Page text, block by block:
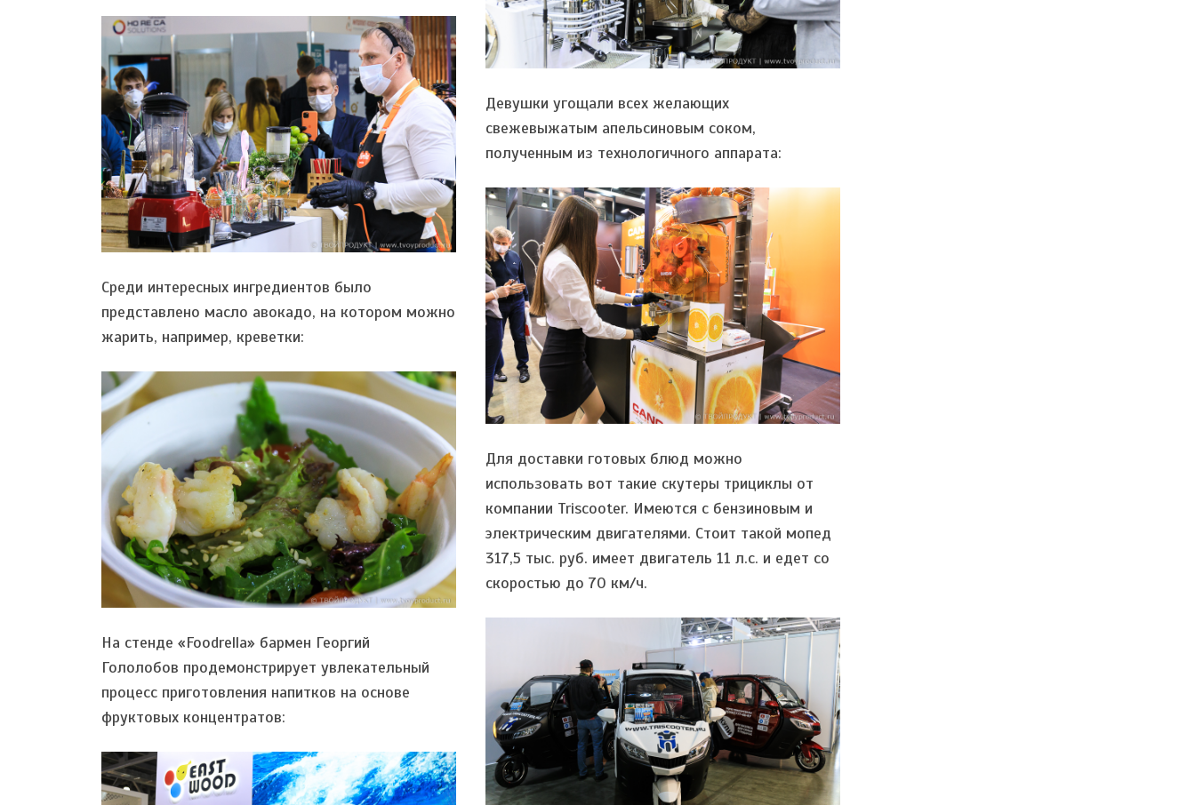
Среди интересных ингредиентов было
представлено масло авокадо, на котором можно
жарить, например, креветки:
На стенде «Foodrella» бармен Георгий
Гололобов продемонстрирует увлекательный
процесс приготовления напитков на основе
фруктовых концентратов:
Девушки угощали всех желающих
свежевыжатым апельсиновым соком,
полученным из технологичного аппарата:
Для доставки готовых блюд можно
использовать вот такие скутеры трициклы от
компании Triscooter. Имеются с бензиновым и
электрическим двигателями. Стоит такой мопед
317,5 тыс. руб. имеет двигатель 11 л.с. и едет со
скоростью до 70 км/ч.